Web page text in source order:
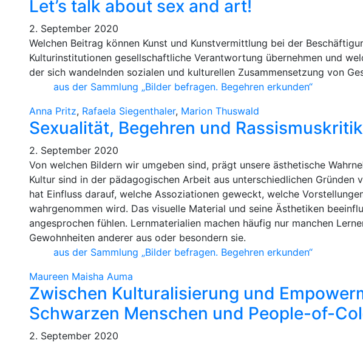
Let’s talk about sex and art!
2. September 2020
Welchen Beitrag können Kunst und Kunstvermittlung bei der
Kulturinstitutionen gesellschaftliche Verantwortung übernehmen und
der sich wandelnden sozialen und kulturellen Zusammensetzung von
aus der Sammlung „Bilder befragen. Begehren erkunden“
Anna Pritz, Rafaela Siegenthaler, Marion Thuswald
Sexualität, Begehren und
2. September 2020
Von welchen Bildern wir umgeben sind, prägt unsere ästhetische
Kultur sind in der pädagogischen Arbeit aus unterschiedlichen
hat Einfluss darauf, welche Assoziationen geweckt, welche
wahrgenommen wird. Das visuelle Material und seine Ästhetiken
angesprochen fühlen. Lernmaterialien machen häufig nur manchen
Gewohnheiten anderer aus oder besondern sie.
aus der Sammlung „Bilder befragen. Begehren erkunden“
Maureen Maisha Auma
Zwischen Kulturalisierung und
Schwarzen Menschen und People-of-
2. September 2020